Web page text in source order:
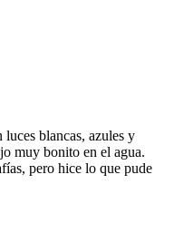
luces blancas, azules y
muy bonito en el agua.
pero hice lo que pude